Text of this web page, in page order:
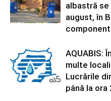
albastră
august, în
AQUABIS:
multe
Lucrările
până la ora